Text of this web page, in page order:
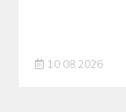
10.08.2026